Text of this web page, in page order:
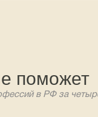
поможет
в РФ за